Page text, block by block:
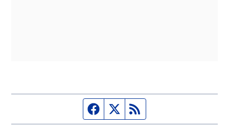
Página de Facebook
Fuente Twitter